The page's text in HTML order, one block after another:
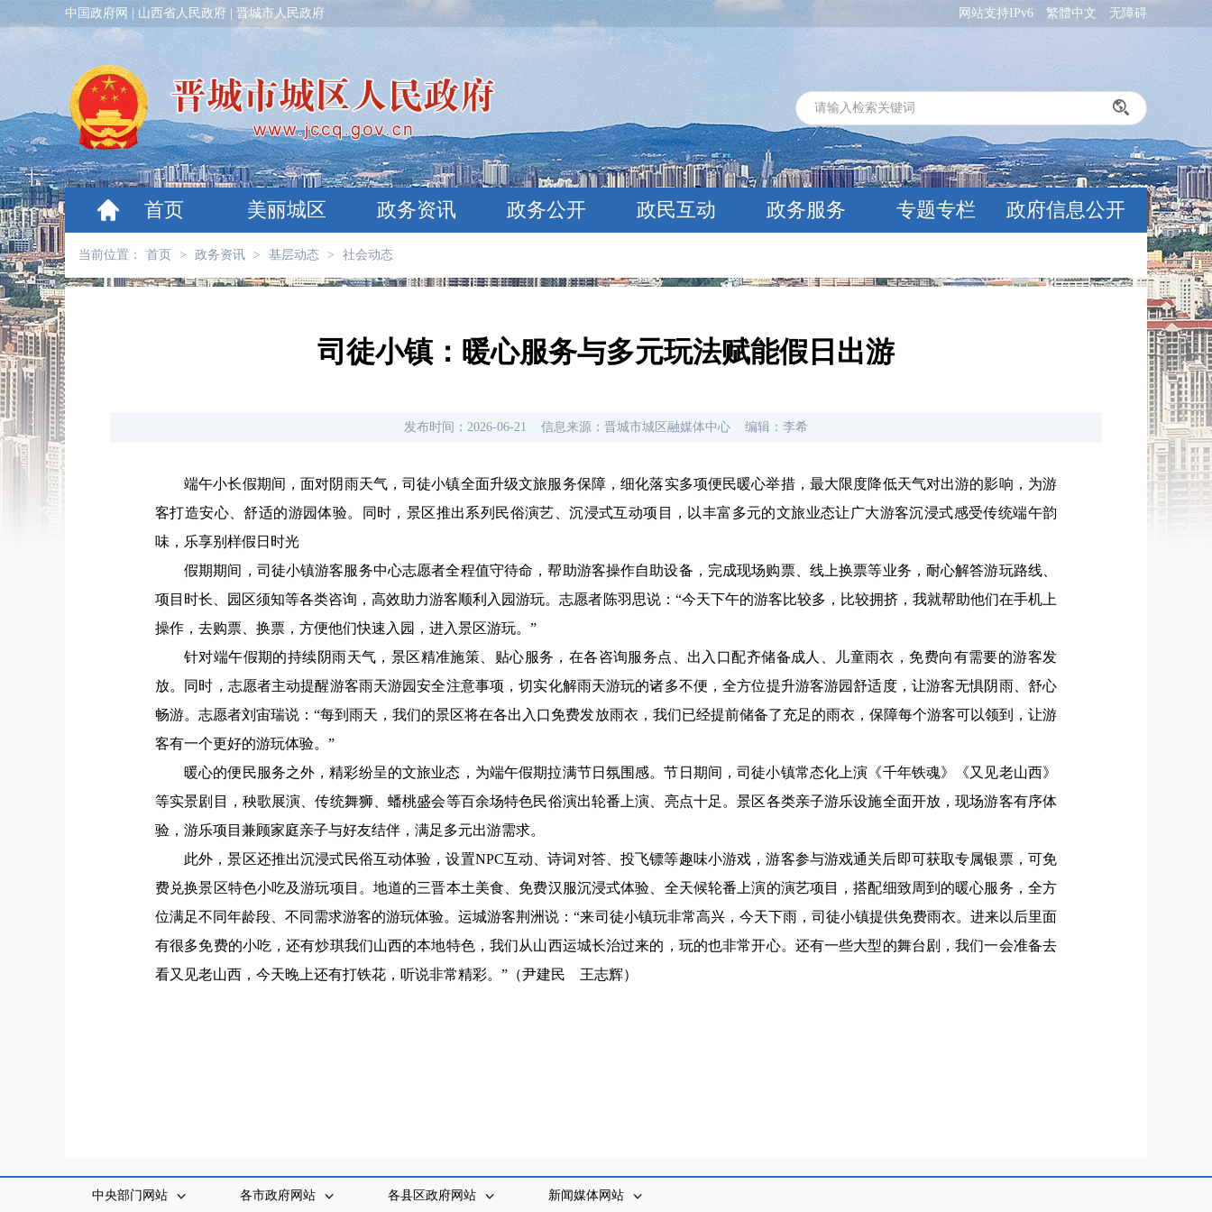
中国政府网 山西省人民政府 晋城市人民政府 网站支持IPv6 繁體中文 无障碍
首页 美丽城区 政务资讯 政务公开 政民互动 政务服务 专题专栏 政府信息公开
当前位置： 首页 > 政务资讯 > 基层动态 > 社会动态
司徒小镇：暖心服务与多元玩法赋能假日出游
发布时间： 2026-06-21 信息来源： 晋城市城区融媒体中心 编辑： 李希
端午小长假期间，面对阴雨天气，司徒小镇全面升级文旅服务保障，细化落实多项便民暖心举措， 最大限度降低天气对出游的影响， 为游
客打造安心、舒适的游园体验。
同时， 景区推出系列民俗演艺、沉浸式互动项目， 以丰富多元的文旅业态让广大游客沉浸式感受传统端午韵
味， 乐享别样假日时光
假期期间，司徒小镇游客服务中心志愿者全程值守待命，帮助游客操作自助设备，完成现场购票、线上换票等业务，耐心解答游玩路线、
项目时长、园区须知等各类咨询，高效助力游客顺利入园游玩。志愿者陈羽思说：“今天下午的游客比较多，比较拥挤，我就帮助他们在手机上
操作，去购票、换票，方便他们快速入园，进入景区游玩。”
针对端午假期的持续阴雨天气，景区精准施策、贴心服务，在各咨询服务点、出入口配齐储备成人、儿童雨衣，免费向有需要的游客发
放。同时，志愿者主动提醒游客雨天游园安全注意事项，切实化解雨天游玩的诸多不便，全方位提升游客游园舒适度，让游客无惧阴雨、舒心
畅游。志愿者刘宙瑞说：“每到雨天，我们的景区将在各出入口免费发放雨衣，我们已经提前储备了充足的雨衣，保障每个游客可以领到，让游
客有一个更好的游玩体验。”
暖心的便民服务之外，精彩纷呈的文旅业态，为端午假期拉满节日氛围感。节日期间，司徒小镇常态化上演《千年铁魂》《又见老山西》
等实景剧目，秧歌展演、传统舞狮、蟠桃盛会等百余场特色民俗演出轮番上演、亮点十足。景区各类亲子游乐设施全面开放，现场游客有序体
验，游乐项目兼顾家庭亲子与好友结伴，满足多元出游需求。
此外，景区还推出沉浸式民俗互动体验，设置NPC互动、诗词对答、投飞镖等趣味小游戏，游客参与游戏通关后即可获取专属银票，可免
费兑换景区特色小吃及游玩项目。地道的三晋本土美食、免费汉服沉浸式体验、全天候轮番上演的演艺项目，搭配细致周到的暖心服务，全方
位满足不同年龄段、不同需求游客的游玩体验。运城游客荆洲说：“来司徒小镇玩非常高兴，今天下雨，司徒小镇提供免费雨衣。进来以后里面
有很多免费的小吃，还有炒琪我们山西的本地特色，我们从山西运城长治过来的，玩的也非常开心。还有一些大型的舞台剧，我们一会准备去
看又见老山西，今天晚上还有打铁花，听说非常精彩。”（尹建民 王志辉）
中央部门网站 各市政府网站 各县区政府网站 新闻媒体网站